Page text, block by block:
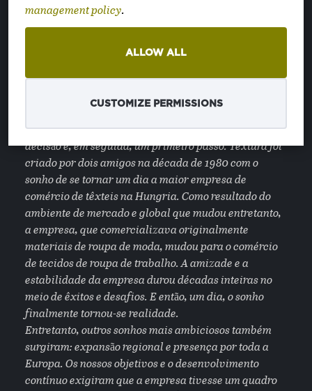
management policy.
ALLOW ALL
CUSTOMIZE PERMISSIONS
A NOSSA EMPRESA
empresa também começou com uma visão, uma
decisão e, em seguida, um primeiro passo. Textura foi
criado por dois amigos na década de 1980 com o
sonho de se tornar um dia a maior empresa de
comércio de têxteis na Hungria. Como resultado do
ambiente de mercado e global que mudou entretanto,
a empresa, que comercializava originalmente
materiais de roupa de moda, mudou para o comércio
de tecidos de roupa de trabalho. A amizade e a
estabilidade da empresa durou décadas inteiras no
meio de êxitos e desafios. E então, um dia, o sonho
finalmente tornou-se realidade.
Entretanto, outros sonhos mais ambiciosos também
surgiram: expansão regional e presença por toda a
Europa. Os nossos objetivos e o desenvolvimento
contínuo exigiram que a empresa tivesse um quadro